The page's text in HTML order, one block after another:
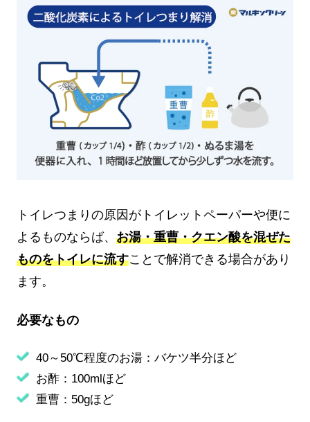
トイレつまりの原因がトイレットペーパーや便に
よるものならば、 お湯・重曹・クエン酸を混ぜた
ものをトイレに流すことで解消できる場合があり
ます。
必要なもの
40～50℃程度のお湯：バケツ半分ほど
お酢：100mlほど
重曹：50gほど